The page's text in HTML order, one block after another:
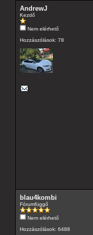
AndrewJ
Kezdő
Nem elérhető
Hozzászólások: 78
blau4kombi
Fórumfüggő
Nem elérhető
Hozzászólások: 6488